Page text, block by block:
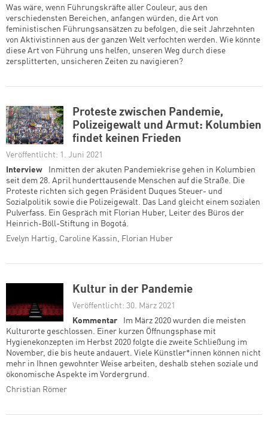
Was wäre, wenn Führungskräfte aller Couleur, aus den
verschiedensten Bereichen, anfangen würden, die Art von
feministischen Führungsansätzen zu befolgen, die seit Jahrzehnten
von Aktivistinnen aus der ganzen Welt verfochten werden. Wie könnte
diese Art von Führung uns helfen, unseren Weg durch diese
zersplitterten, unsicheren Zeiten zu navigieren?
Proteste zwischen Pandemie,
Polizeigewalt und Armut: Kolumbien
findet keinen Frieden
Veröffentlicht: 1. Juni 2021
Interview
Inmitten der akuten Pandemiekrise gehen in Kolumbien
seit dem 28. April hunderttausende Menschen auf die Straße. Die
Proteste richten sich gegen Präsident Duques Steuer- und
Sozialpolitik sowie die Polizeigewalt. Das Land gleicht einem sozialen
Pulverfass. Ein Gespräch mit Florian Huber, Leiter des Büros der
Heinrich-Böll-Stiftung in Bogotá.
Evelyn Hartig, Caroline Kassin, Florian Huber
Kultur in der Pandemie
Veröffentlicht: 30. März 2021
Kommentar
Im März 2020 wurden die meisten
Kulturorte geschlossen. Einer kurzen Öffnungsphase mit
Hygienekonzepten im Herbst 2020 folgte die zweite Schließung im
November, die bis heute andauert. Viele Künstler*innen können nicht
mehr in Ihnen gewohnter Weise arbeiten, deshalb stehen soziale und
ökonomische Aspekte im Vordergrund.
Christian Römer